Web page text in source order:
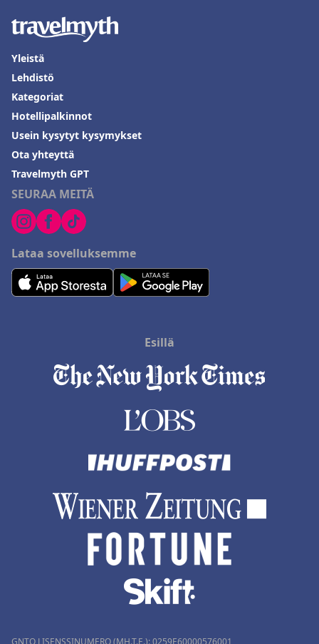
tekevät siitä huippuvalinnan Westportissa vieraileville
matkailijoille.
SEURAA MEITÄ
Lataa sovelluksemme
Yleistä
Lehdistö
Kategoriat
Hotellipalkinnot
Usein kysytyt kysymykset
Ota yhteyttä
Travelmyth GPT
Esillä
GNTO LISENSSINUMERO (MH.T.E.): 0259Ε60000576001